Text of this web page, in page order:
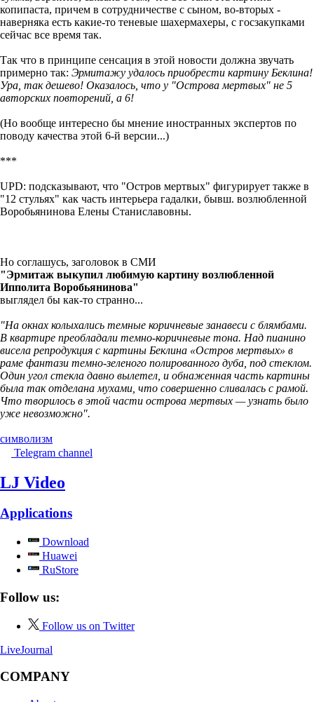
копипаста, причем в сотрудничестве с сыном, во-вторых -
наверняка есть какие-то теневые шахермахеры, с госзакупками
сейчас все время так.
Так что в принципе сенсация в этой новости должна звучать
примерно так: Эрмитажу удалось приобрести картину Беклина!
Ура, так дешево! Оказалось, что у "Острова мертвых" не 5
авторских повторений, а 6!
(Но вообще интересно бы мнение иностранных экспертов по
поводу качества этой 6-й версии...)
***
UPD: подсказывают, что "Остров мертвых" фигурирует также в
"12 стульях" как часть интерьера гадалки, бывш. возлюбленной
Воробьянинова Елены Станиславовны.
Но соглашусь, заголовок в СМИ
"Эрмитаж выкупил любимую картину возлюбленной
Ипполита Воробьянинова"
выглядел бы как-то странно...
"На окнах колыхались темные коричневые занавеси с блямбами.
В квартире преобладали темно-коричневые тона. Над пианино
висела репродукция с картины Беклина «Остров мертвых» в
раме фантази темно-зеленого полированного дуба, под стеклом.
Один угол стекла давно вылетел, и обнаженная часть картины
была так отделана мухами, что совершенно сливалась с рамой.
Что творилось в этой части острова мертвых — узнать было
уже невозможно".
символизм
Telegram channel
LJ Video
Applications
Download
Huawei
RuStore
Follow us:
Follow us on Twitter
LiveJournal
COMPANY